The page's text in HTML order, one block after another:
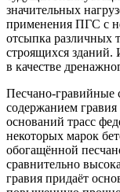
значительных
применения ПГС с
отсыпка различных
строящихся зданий.
в качестве
Песчано-гравийные
содержанием
оснований трасс
некоторых марок
обогащённой
сравнительно
гравия придаёт